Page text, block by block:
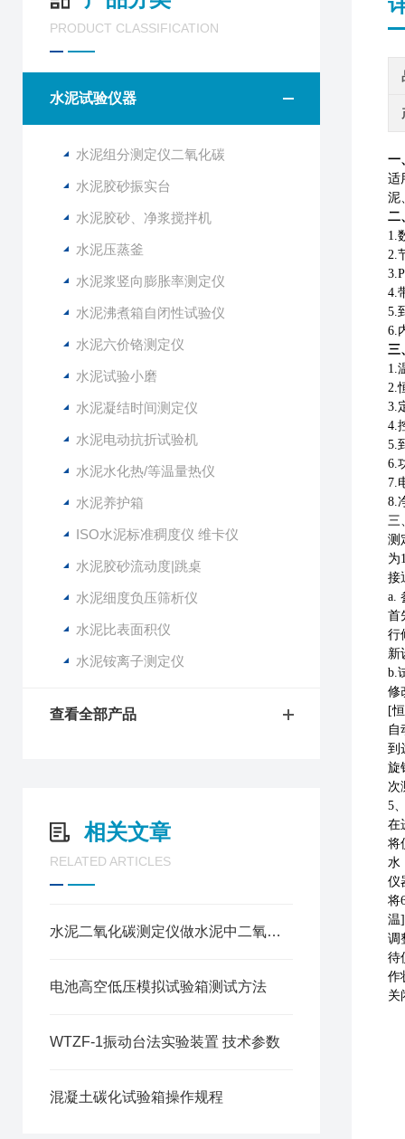
PRODUCT CLASSIFICATION
水泥试验仪器
水泥组分测定仪二氧化碳
水泥胶砂振实台
水泥胶砂、净浆搅拌机
水泥压蒸釜
水泥浆竖向膨胀率测定仪
水泥沸煮箱自闭性试验仪
水泥六价铬测定仪
水泥试验小磨
水泥凝结时间测定仪
水泥电动抗折试验机
水泥水化热/等温量热仪
水泥养护箱
ISO水泥标准稠度仪 维卡仪
水泥胶砂流动度|跳桌
水泥细度负压筛析仪
水泥比表面积仪
水泥铵离子测定仪
查看全部产品
相关文章
RELATED ARTICLES
水泥二氧化碳测定仪做水泥中二氧化碳测定方法
电池高空低压模拟试验箱测试方法
WTZF-1振动台法实验装置 技术参数
混凝土碳化试验箱操作规程
一
适
泥
二
1.
2.
3.
4.
5.
6.
三
1.
2.
3.
4.
5.
6.
7.
8.
三
测
为
接
a.
首
行
新
b.
修
[
自
到
旋
次
5
在
将
水
仪
将
温
调
待
作
关